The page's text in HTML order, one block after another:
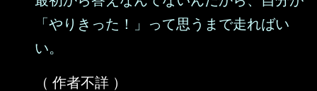
「やりきった！」って思うまで走ればい
い。
（ 作者不詳 ）